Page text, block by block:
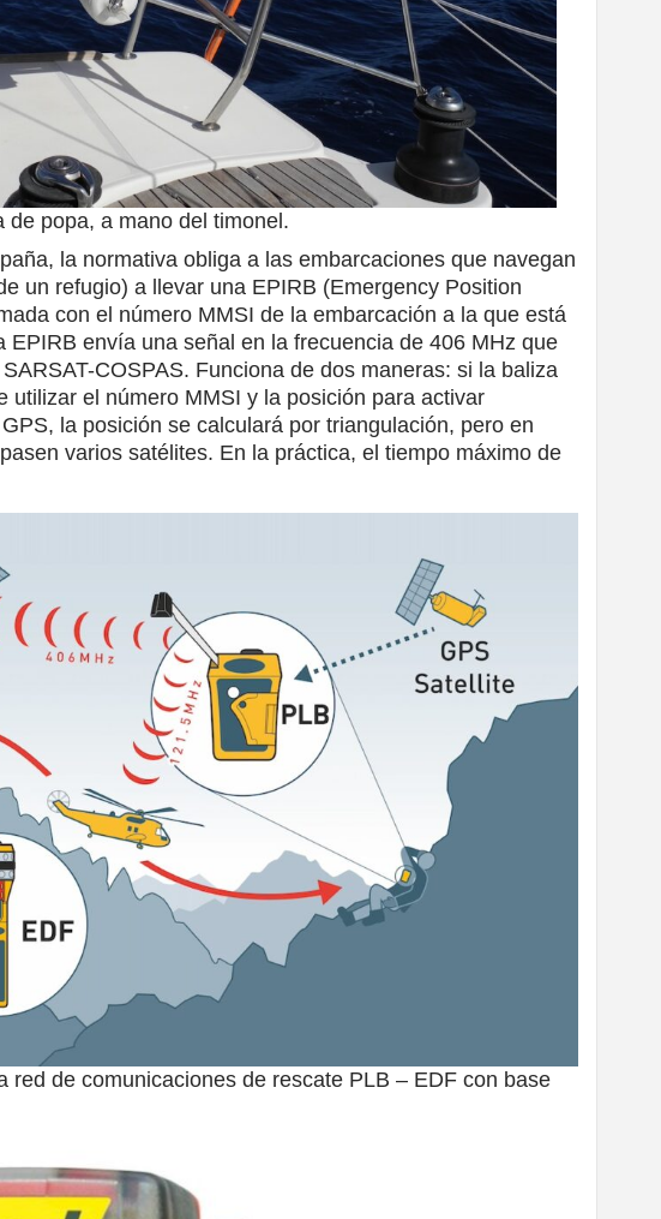
de popa, a mano del timonel.
la normativa obliga a las embarcaciones que navegan
un refugio) a llevar una EPIRB (Emergency Position
con el número MMSI de la embarcación a la que está
EPIRB envía una señal en la frecuencia de 406 MHz que
COSPAS. Funciona de dos maneras: si la baliza
utilizar el número MMSI y la posición para activar
la posición se calculará por triangulación, pero en
varios satélites. En la práctica, el tiempo máximo de
red de comunicaciones de rescate PLB – EDF con base